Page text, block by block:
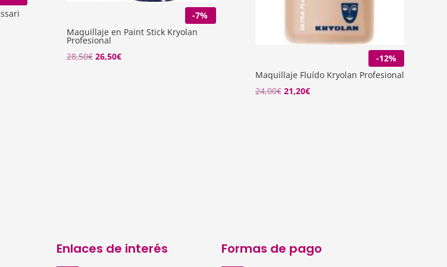
-7%
Maquillaje en Paint Stick Kryolan
Profesional
28,50€ El
26,50€El
-12%
Maquillaje Fluído Kryolan Profesional
24,00€ El
21,20€El
Enlaces de interés Formas de pago